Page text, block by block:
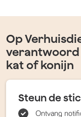
Op
verantwoord
kat of konijn
Steun de
Ontvang